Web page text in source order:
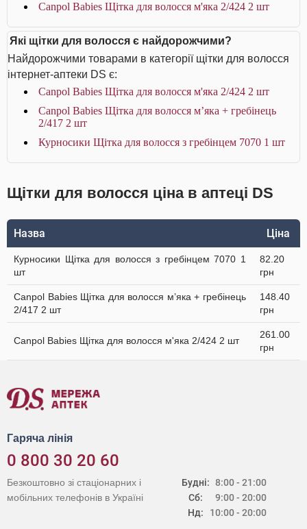
Canpol Babies Щітка для волосся м'яка 2/424 2 шт
Які щітки для волосся є найдорожчими?
Найдорожчими товарами в категорії щітки для волосся
інтернет-аптеки DS є:
Canpol Babies Щітка для волосся м'яка 2/424 2 шт
Canpol Babies Щітка для волосся м’яка + гребінець
2/417 2 шт
Курносики Щітка для волосся з гребінцем 7070 1 шт
Щітки для волосся ціна в аптеці DS
Назва Ціна
Курносики Щітка для волосся з гребінцем 7070 1
шт
82.20
грн
Canpol Babies Щітка для волосся м’яка + гребінець
2/417 2 шт
148.40
грн
Canpol Babies Щітка для волосся м'яка 2/424 2 шт
261.00
грн
Гаряча лінія
0 800 30 20 60
Будні:
Сб:
Нд:
8:00 - 21:00
9:00 - 20:00
10:00 - 20:00
Безкоштовно зі стаціонарних і
мобільних телефонів в Україні